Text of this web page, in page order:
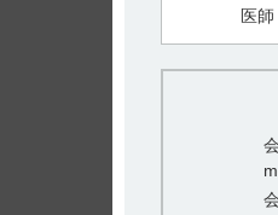
医師